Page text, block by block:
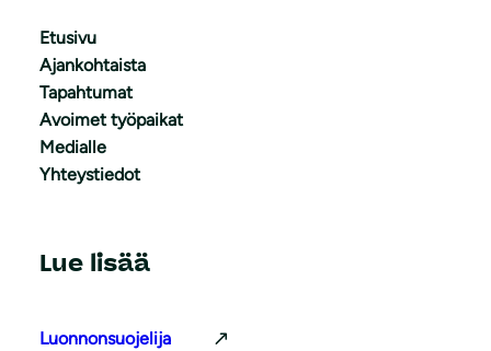
Etusivu
Ajankohtaista
Tapahtumat
Avoimet työpaikat
Medialle
Yhteystiedot
Lue lisää
Luonnonsuojelija